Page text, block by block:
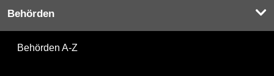
Behörden
Behörden A-Z